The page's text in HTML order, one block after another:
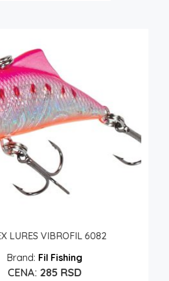
LURES VIBROFIL 6082
Fil Fishing
285RSD